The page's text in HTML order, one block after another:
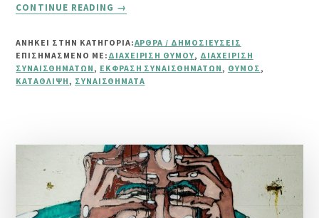
CONTINUE READING
ΘΥΜΌΣ
→
ΑΝΗΚΕΙ ΣΤΗΝ ΚΑΤΗΓΟΡΙΑ:ΆΡΘΡΑ / ΔΗΜΟΣΙΕΎΣΕΙΣ
ΕΠΙΣΗΜΑΣΜΈΝΟ ΜΕ: ΔΙΑΧΕΊΡΙΣΗ ΘΥΜΟΎ, ΔΙΑΧΕΊΡΙΣΗ
ΣΥΝΑΙΣΘΗΜΆΤΩΝ , ΈΚΦΡΑΣΗ ΣΥΝΑΙΣΘΗΜΆΤΩΝ , ΘΥΜΌΣ ,
ΚΑΤΆΘΛΙΨΗ , ΣΥΝΑΙΣΘΉΜΑΤΑ